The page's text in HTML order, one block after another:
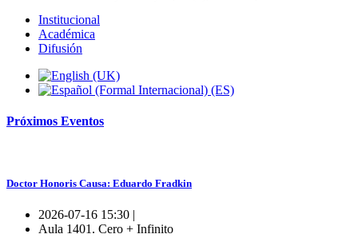
Institucional
Académica
Difusión
Próximos Eventos
Doctor Honoris Causa: Eduardo Fradkin
2026-07-16 15:30 |
Aula 1401. Cero + Infinito